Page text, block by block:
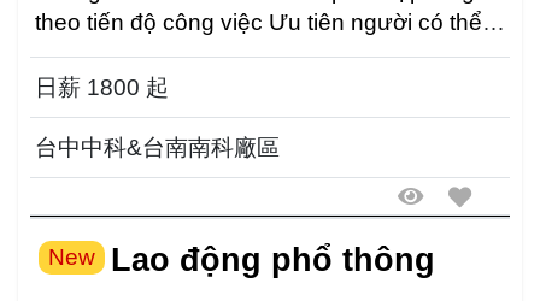
theo tiến độ công việc Ưu tiên người có thể đi
làm xa...
日薪 1800 起
台中中科&台南南科廠區
New Lao động phổ thông